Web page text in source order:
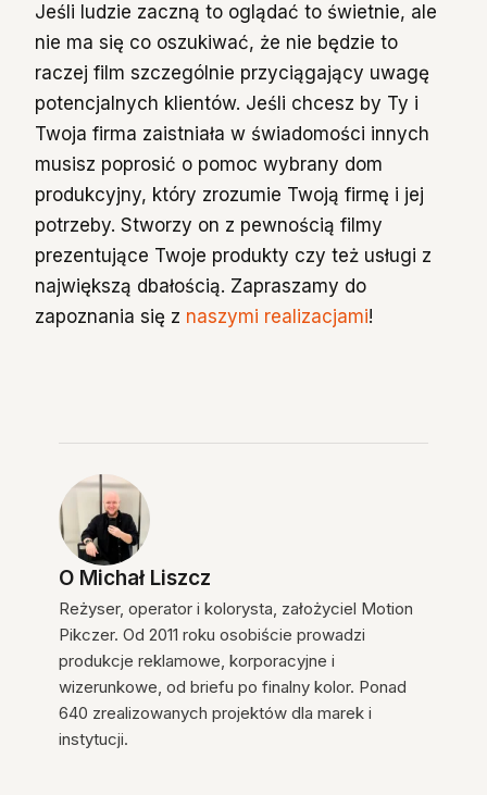
Jeśli ludzie zaczną to oglądać to świetnie, ale
nie ma się co oszukiwać, że nie będzie to
raczej film szczególnie przyciągający uwagę
potencjalnych klientów. Jeśli chcesz by Ty i
Twoja firma zaistniała w świadomości innych
musisz poprosić o pomoc wybrany dom
produkcyjny, który zrozumie Twoją firmę i jej
potrzeby. Stworzy on z pewnością filmy
prezentujące Twoje produkty czy też usługi z
największą dbałością. Zapraszamy do
zapoznania się z naszymi realizacjami!
O Michał Liszcz
Reżyser, operator i kolorysta, założyciel Motion
Pikczer. Od 2011 roku osobiście prowadzi
produkcje reklamowe, korporacyjne i
wizerunkowe, od briefu po finalny kolor. Ponad
640 zrealizowanych projektów dla marek i
instytucji.